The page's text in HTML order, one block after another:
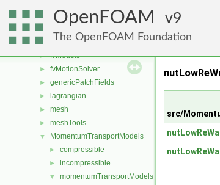
OpenFOAM 9
The OpenFOAM Foundation
functionObjects
► fvAgglomerationMethods
► fvConstraints
► fvModels
► fvMotionSolver
► genericPatchFields
► lagrangian
► mesh
► meshTools
▼ MomentumTransportModels
► compressible
► incompressible
▼ momentumTransportModels
src/